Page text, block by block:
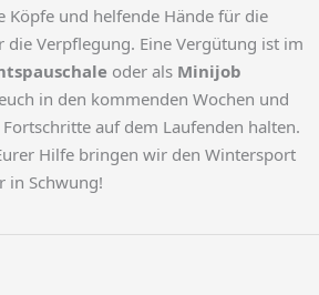
Köpfe und helfende Hände für die
die Verpflegung. Eine Vergütung ist im
oder als Minijob
in den kommenden Wochen und
auf dem Laufenden halten.
Hilfe bringen wir den Wintersport
in Schwung!